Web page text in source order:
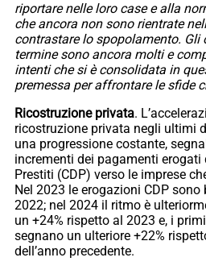
riportare nelle loro case e alla
che ancora non sono rientrate
contrastare lo spopolamento. Gli
termine sono ancora molti e
intenti che si è consolidata in
premessa per affrontare le sfide
Ricostruzione privata.
ricostruzione privata negli ultimi
una progressione costante,
incrementi dei pagamenti erogati
Prestiti (CDP) verso le imprese
Nel 2023 le erogazioni CDP sono
2022; nel 2024 il ritmo è
un +24% rispetto al 2023 e, i
segnano un ulteriore +22%
dell’anno precedente.